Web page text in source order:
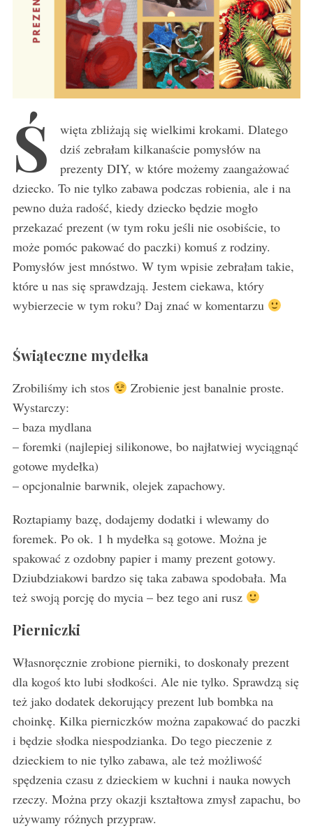
Ś
więta zbliżają się wielkimi krokami. Dlatego
dziś zebrałam kilkanaście pomysłów na
prezenty DIY, w które możemy zaangażować
dziecko. To nie tylko zabawa podczas robienia, ale i na
pewno duża radość, kiedy dziecko będzie mogło
przekazać prezent (w tym roku jeśli nie osobiście, to
może pomóc pakować do paczki) komuś z rodziny.
Pomysłów jest mnóstwo. W tym wpisie zebrałam takie,
które u nas się sprawdzają. Jestem ciekawa, który
wybierzecie w tym roku? Daj znać w komentarzu
Świąteczne mydełka
Zrobiliśmy ich stos
Zrobienie jest banalnie proste.
Wystarczy:
– baza mydlana
– foremki (najlepiej silikonowe, bo najłatwiej wyciągnąć
gotowe mydełka)
– opcjonalnie barwnik, olejek zapachowy.
Roztapiamy bazę, dodajemy dodatki i wlewamy do
foremek. Po ok. 1 h mydełka są gotowe. Można je
spakować z ozdobny papier i mamy prezent gotowy.
Dziubdziakowi bardzo się taka zabawa spodobała. Ma
też swoją porcję do mycia – bez tego ani rusz
Pierniczki
Własnoręcznie zrobione pierniki, to doskonały prezent
dla kogoś kto lubi słodkości. Ale nie tylko. Sprawdzą się
też jako dodatek dekorujący prezent lub bombka na
choinkę. Kilka pierniczków można zapakować do paczki
i będzie słodka niespodzianka. Do tego pieczenie z
dzieckiem to nie tylko zabawa, ale też możliwość
spędzenia czasu z dzieckiem w kuchni i nauka nowych
rzeczy. Można przy okazji kształtowa zmysł zapachu, bo
używamy różnych przypraw.